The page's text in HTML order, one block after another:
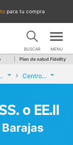
para tu compra
BUSCAR MENU
Plan de salud Fidelity
o EE.II Centro Medico Maestranza Barajas
o EE.II